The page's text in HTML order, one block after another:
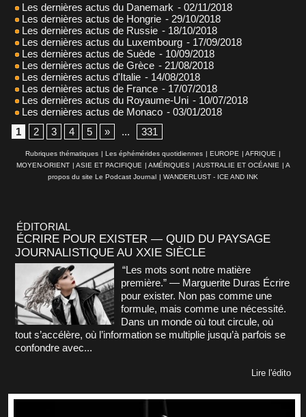
Les dernières actus du Danemark - 02/11/2018
Les dernières actus de Hongrie - 29/10/2018
Les dernières actus de Russie - 18/10/2018
Les dernières actus du Luxembourg - 17/09/2018
Les dernières actus de Suède - 10/09/2018
Les dernières actus de Grèce - 21/08/2018
Les dernières actus d'Italie - 14/08/2018
Les dernières actus de France - 17/07/2018
Les dernières actus du Royaume-Uni - 10/07/2018
Les dernières actus de Monaco - 03/01/2018
1
2 3 4 5 » ... 331
Rubriques thématiques | Les éphémérides quotidiennes | EUROPE | AFRIQUE |
MOYEN-ORIENT | ASIE ET PACIFIQUE | AMÉRIQUES | AUSTRALIE ET OCÉANIE | A
propos du site Le Podcast Journal | WANDERLUST - ICE AND INK
ÉDITORIAL
ÉCRIRE POUR EXISTER — QUID DU PAYSAGE
JOURNALISTIQUE AU XXIE SIÈCLE
“Les mots sont notre matière
première.” — Marguerite Duras Écrire
pour exister. Non pas comme une
formule, mais comme une nécessité.
Dans un monde où tout circule, où
tout s’accélère, où l’information se multiplie jusqu’à parfois se
confondre avec...
Lire l'édito